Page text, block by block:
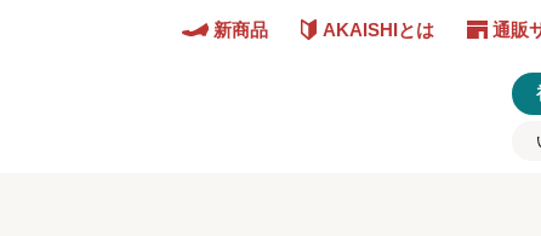
新商品 AKAISHIとは 通販